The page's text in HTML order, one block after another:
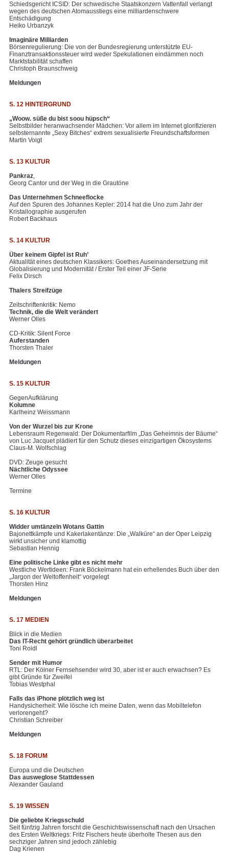
Schiedsgericht ICSID: Der schwedische Staatskonzern Vattenfall verlangt
wegen des deutschen Atomausstiegs eine milliardenschwere
Entschädigung
Heiko Urbanzyk
Imaginäre Milliarden
Börsenregulierung: Die von der Bundesregierung unterstützte EU-
Finanztransaktionssteuer wird weder Spekulationen eindämmen noch
Marktstabilität schaffen
Christoph Braunschweig
Meldungen
S. 12 HINTERGRUND
„Woow. süße du bist soou hüpsch“
Selbstbilder heranwachsender Mädchen: Vor allem im Internet glorifizieren
selbsternannte „Sexy Bitches“ extrem sexualisierte Freundschaftsformen
Martin Voigt
S. 13 KULTUR
Pankraz,
Georg Cantor und der Weg in die Grautöne
Das Unternehmen Schneeflocke
Auf den Spuren des Johannes Kepler: 2014 hat die Uno zum Jahr der
Kristallographie ausgerufen
Robert Backhaus
S. 14 KULTUR
Über keinem Gipfel ist Ruh’
Aktualität eines deutschen Klassikers: Goethes Auseinandersetzung mit
Globalisierung und Modernität / Erster Teil einer JF-Serie
Felix Dirsch
Thalers Streifzüge
Zeitschriftenkritik: Nemo
Technik, die die Welt verändert
Werner Olles
CD-Kritik: Silent Force
Auferstanden
Thorsten Thaler
Meldungen
S. 15 KULTUR
GegenAufklärung
Kolumne
Karlheinz Weissmann
Von der Wurzel bis zur Krone
Lebensraum Regenwald: Der Dokumentarfilm „Das Geheimnis der Bäume“
von Luc Jacquet plädiert für den Schutz dieses einzigartigen Ökosystems
Claus-M. Wolfschlag
DVD: Zeuge gesucht
Nächtliche Odyssee
Werner Olles
Termine
S. 16 KULTUR
Widder umtänzeln Wotans Gattin
Bajonettkämpfe und Kakerlakentänze: Die „Walküre“ an der Oper Leipzig
wirkt unsicher und klamottig
Sebastian Hennig
Eine politische Linke gibt es nicht mehr
Westliche Wertideen: Frank Böckelmann hat ein erhellendes Buch über den
„Jargon der Weltoffenheit“ vorgelegt
Thorsten Hinz
Meldungen
S. 17 MEDIEN
Blick in die Medien
Das IT-Recht gehört gründlich überarbeitet
Toni Roidl
Sender mit Humor
RTL: Der Kölner Fernsehsender wird 30, aber ist er auch erwachsen? Es
gibt Gründe für Zweifel
Tobias Westphal
Falls das iPhone plötzlich weg ist
Handysicherheit: Wie lösche ich meine Daten, wenn das Mobiltelefon
verlorengeht?
Christian Schreiber
Meldungen
S. 18 FORUM
Europa und die Deutschen
Das ausweglose Stattdessen
Alexander Gauland
S. 19 WISSEN
Die geliebte Kriegsschuld
Seit fünfzig Jahren forscht die Geschichtswissenschaft nach den Ursachen
des Ersten Weltkriegs: Fritz Fischers heute überholte Thesen aus den
sechziger Jahren sind jedoch zählebig
Dag Krienen